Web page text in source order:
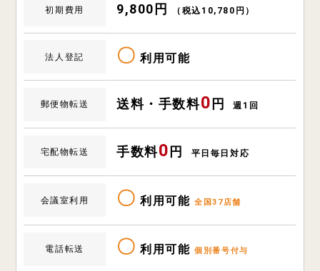
初期費用 9,800円 （税込10,780円）
法人登記 〇 利用可能
郵便物転送 送料・手数料0 円 週1回
宅配物転送 手数料0 円 平日毎日対応
会議室利用 〇 利用可能全国37店舗
電話転送 〇 利用可能個別番号付与